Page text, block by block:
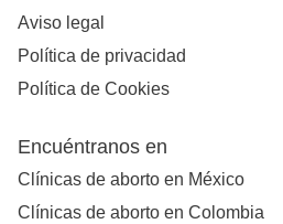
Aviso legal
Política de privacidad
Política de Cookies
Encuéntranos en
Clínicas de aborto en México
Clínicas de aborto en Colombia